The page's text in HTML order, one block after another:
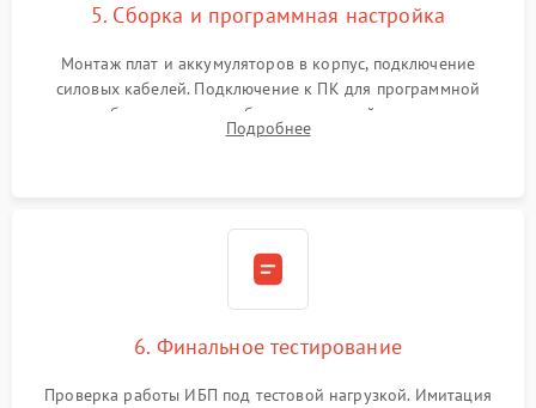
5. Сборка и программная настройка
Монтаж плат и аккумуляторов в корпус, подключение
силовых кабелей. Подключение к ПК для программной
калибровки констант батареи, настройки порогов
срабатывания AVR и сброса счетчиков старения АКБ.
Подробнее
6. Финальное тестирование
Проверка работы ИБП под тестовой нагрузкой. Имитация